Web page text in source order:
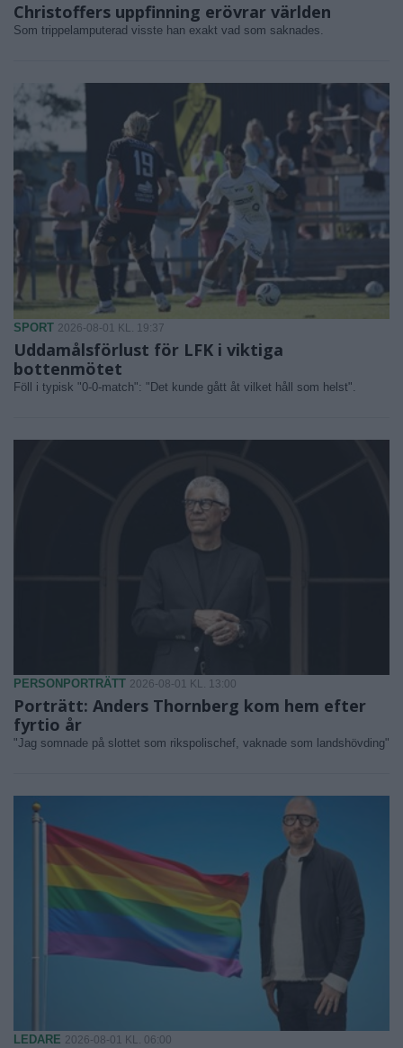
Christoffers uppfinning erövrar världen
Som trippelamputerad visste han exakt vad som saknades.
SPORT 2026-08-01 KL. 19:37
Uddamålsförlust för LFK i viktiga
bottenmötet
Föll i typisk "0-0-match": "Det kunde gått åt vilket håll som helst".
PERSONPORTRÄTT 2026-08-01 KL. 13:00
Porträtt: Anders Thornberg kom hem efter
fyrtio år
"Jag somnade på slottet som rikspolischef, vaknade som landshövding"
LEDARE 2026-08-01 KL. 06:00